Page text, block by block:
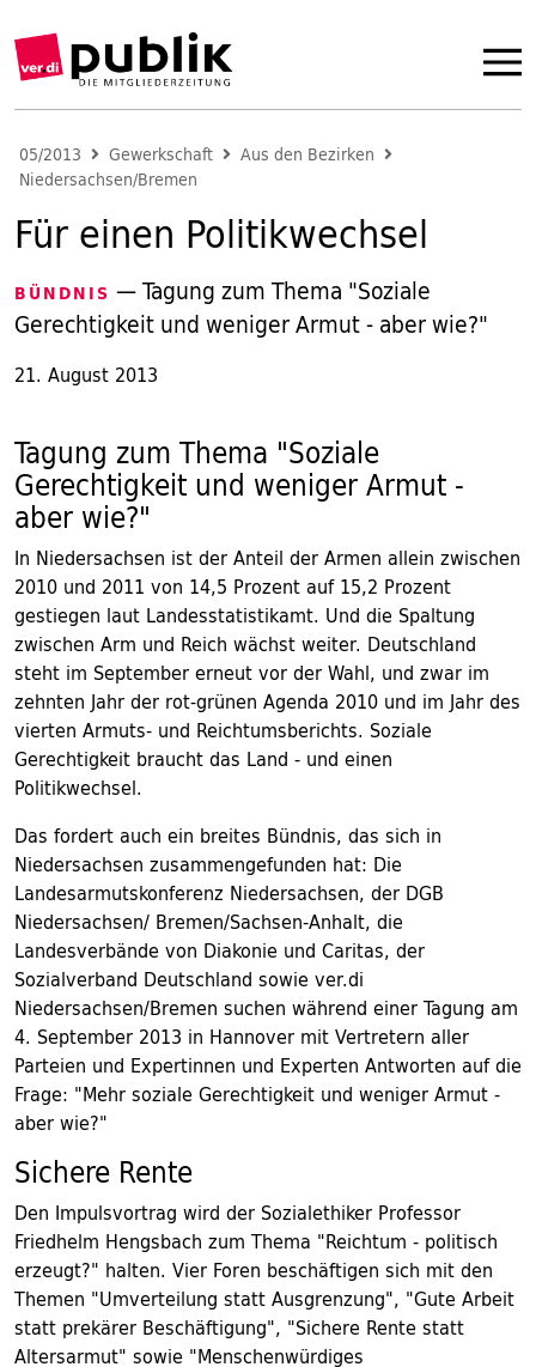
05/2013 Gewerkschaft
Aus den Bezirken
Niedersachsen/Bremen
Für einen Politikwechsel
BÜNDNIS — Tagung zum Thema "Soziale
Gerechtigkeit und weniger Armut - aber wie?"
21. August 2013
Tagung zum Thema "Soziale
Gerechtigkeit und weniger Armut -
aber wie?"
In Niedersachsen ist der Anteil der Armen allein zwischen
2010 und 2011 von 14,5 Prozent auf 15,2 Prozent
gestiegen laut Landesstatistikamt. Und die Spaltung
zwischen Arm und Reich wächst weiter. Deutschland
steht im September erneut vor der Wahl, und zwar im
zehnten Jahr der rot-grünen Agenda 2010 und im Jahr des
vierten Armuts- und Reichtumsberichts. Soziale
Gerechtigkeit braucht das Land - und einen
Politikwechsel.
Das fordert auch ein breites Bündnis, das sich in
Niedersachsen zusammengefunden hat: Die
Landesarmutskonferenz Niedersachsen, der DGB
Niedersachsen/ Bremen/Sachsen-Anhalt, die
Landesverbände von Diakonie und Caritas, der
Sozialverband Deutschland sowie ver.di
Niedersachsen/Bremen suchen während einer Tagung am
4. September 2013 in Hannover mit Vertretern aller
Parteien und Expertinnen und Experten Antworten auf die
Frage: "Mehr soziale Gerechtigkeit und weniger Armut -
aber wie?"
Sichere Rente
Den Impulsvortrag wird der Sozialethiker Professor
Friedhelm Hengsbach zum Thema "Reichtum - politisch
erzeugt?" halten. Vier Foren beschäftigen sich mit den
Themen "Umverteilung statt Ausgrenzung", "Gute Arbeit
statt prekärer Beschäftigung", "Sichere Rente statt
Altersarmut" sowie "Menschenwürdiges